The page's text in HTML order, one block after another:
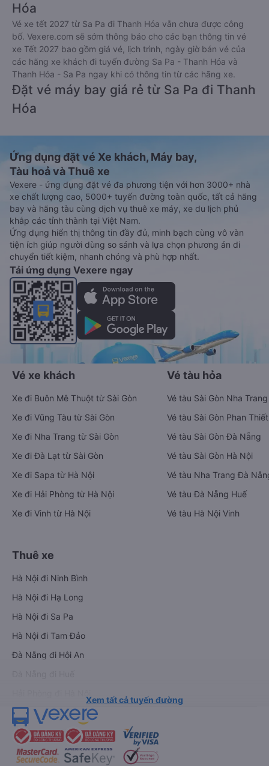
Hóa
Vé xe tết 2027 từ Sa Pa đi Thanh Hóa vẫn chưa được công
bố. Vexere.com sẽ sớm thông báo cho các bạn thông tin vé
xe Tết 2027 bao gồm giá vé, lịch trình, ngày giờ bán vé của
các hãng xe khách đi tuyến đường Sa Pa - Thanh Hóa và
Thanh Hóa - Sa Pa ngay khi có thông tin từ các hãng xe.
Đặt vé máy bay giá rẻ từ Sa Pa đi Thanh
Hóa
Ứng dụng đặt vé Xe khách, Máy bay,
Tàu hoả và Thuê xe
Vexere - ứng dụng đặt vé đa phương tiện với hơn 3000+ nhà
xe chất lượng cao, 5000+ tuyến đường toàn quốc, tất cả hãng
bay và hãng tàu cùng dịch vụ thuê xe máy, xe du lịch phủ
khắp các tỉnh thành tại Việt Nam.
Ứng dụng hiển thị thông tin đầy đủ, minh bạch cùng vô vàn
tiện ích giúp người dùng so sánh và lựa chọn phương án di
chuyển tiết kiệm, nhanh chóng và phù hợp nhất.
Tải ứng dụng Vexere ngay
Vé xe khách
Xe đi Buôn Mê Thuột từ Sài Gòn
Xe đi Vũng Tàu từ Sài Gòn
Xe đi Nha Trang từ Sài Gòn
Xe đi Đà Lạt từ Sài Gòn
Xe đi Sapa từ Hà Nội
Xe đi Hải Phòng từ Hà Nội
Xe đi Vinh từ Hà Nội
Vé tàu hỏa
Vé tàu Sài Gòn Nha Trang
Vé tàu Sài Gòn Phan Thiết
Vé tàu Sài Gòn Đà Nẵng
Vé tàu Sài Gòn Hà Nội
Vé tàu Nha Trang Đà
Vé tàu Đà Nẵng Huế
Vé tàu Hà Nội Vinh
Thuê xe
Hà Nội đi Ninh Bình
Hà Nội đi Hạ Long
Hà Nội đi Sa Pa
Hà Nội đi Tam Đảo
Đà Nẵng đi Hội An
Xem tất cả tuyến đường